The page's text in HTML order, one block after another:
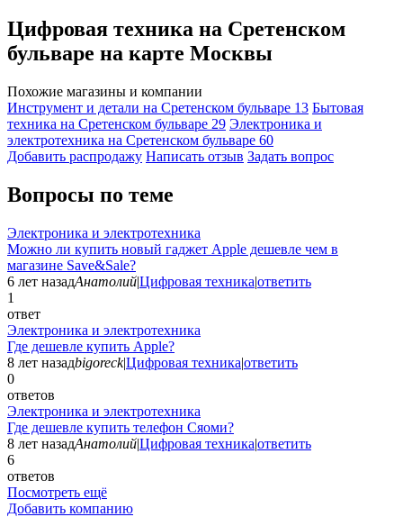
Цифровая техника на Сретенском
бульваре на карте Москвы
Похожие магазины и компании
Инструмент и детали на Сретенском бульваре 13 Бытовая
техника на Сретенском бульваре 29 Электроника и
электротехника на Сретенском бульваре 60
Добавить раcпродажу Написать отзыв Задать вопрос
Вопросы по теме
Электроника и электротехника
Можно ли купить новый гаджет Apple дешевле чем в
магазине Save&Sale?
6 лет назадАнатолий|Цифровая техника|ответить
1
ответ
Электроника и электротехника
Где дешевле купить Apple?
8 лет назадbigoreck|Цифровая техника|ответить
0
ответов
Электроника и электротехника
Где дешевле купить телефон Сяоми?
8 лет назадАнатолий|Цифровая техника|ответить
6
ответов
Посмотреть ещё
Добавить компанию